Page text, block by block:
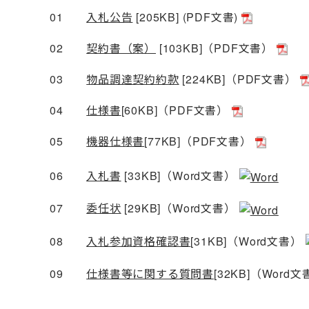
01 入札公告 [205KB] (PDF文書)
02 契約書（案）
[103KB]（PDF文書）
03 物品調達契約約款 [224KB]（PDF文書）
04仕様書[60KB]（PDF文書）
05機器仕様書[77KB]（PDF文書）
06 入札書 [33KB]（Word文書）
07 委任状 [29KB]（Word文書）
08 入札参加資格確認書[31KB]（Word文書）
09仕様書等に関する質問書[32KB]（Word文